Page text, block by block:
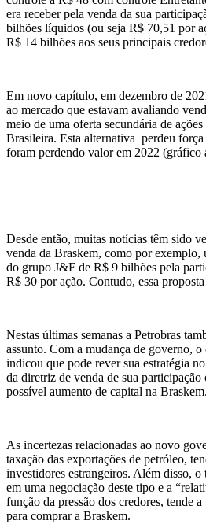
era receber pela venda da sua
bilhões líquidos (ou seja R$ 70,51 por
R$ 14 bilhões aos seus principais
Em novo capítulo, em dezembro de
ao mercado que estavam avaliando
meio de uma oferta secundária de
Brasileira. Esta alternativa perdeu força
foram perdendo valor em 2022 (gráfico
Desde então, muitas notícias têm sido
venda da Braskem, como por exemplo,
do grupo J&F de R$ 9 bilhões pela
R$ 30 por ação. Contudo, essa
Nestas últimas semanas a Petrobras
assunto. Com a mudança de governo,
indicou que pode rever sua estratégia
da diretriz de venda de sua
possível aumento de capital na Braskem.
As incertezas relacionadas ao novo
taxação das exportações de petróleo,
investidores estrangeiros. Além disso,
em uma negociação deste tipo e a
função da pressão dos credores, tende
para comprar a Braskem.